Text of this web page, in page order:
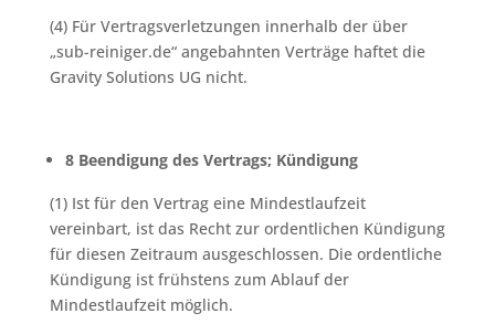
(4) Für Vertragsverletzungen innerhalb der über
„sub-reiniger.de“ angebahnten Verträge haftet die
Gravity Solutions UG nicht.
8 Beendigung des Vertrags; Kündigung
(1) Ist für den Vertrag eine Mindestlaufzeit
vereinbart, ist das Recht zur ordentlichen Kündigung
für diesen Zeitraum ausgeschlossen. Die ordentliche
Kündigung ist frühstens zum Ablauf der
Mindestlaufzeit möglich.